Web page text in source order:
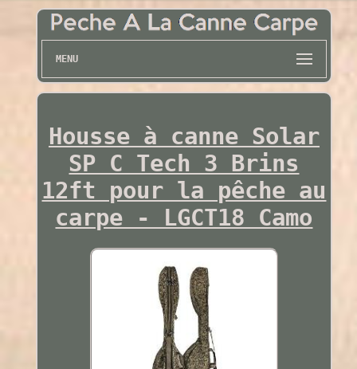
MENU
Housse à canne Solar
SP C Tech 3 Brins
12ft pour la pêche au
carpe - LGCT18 Camo